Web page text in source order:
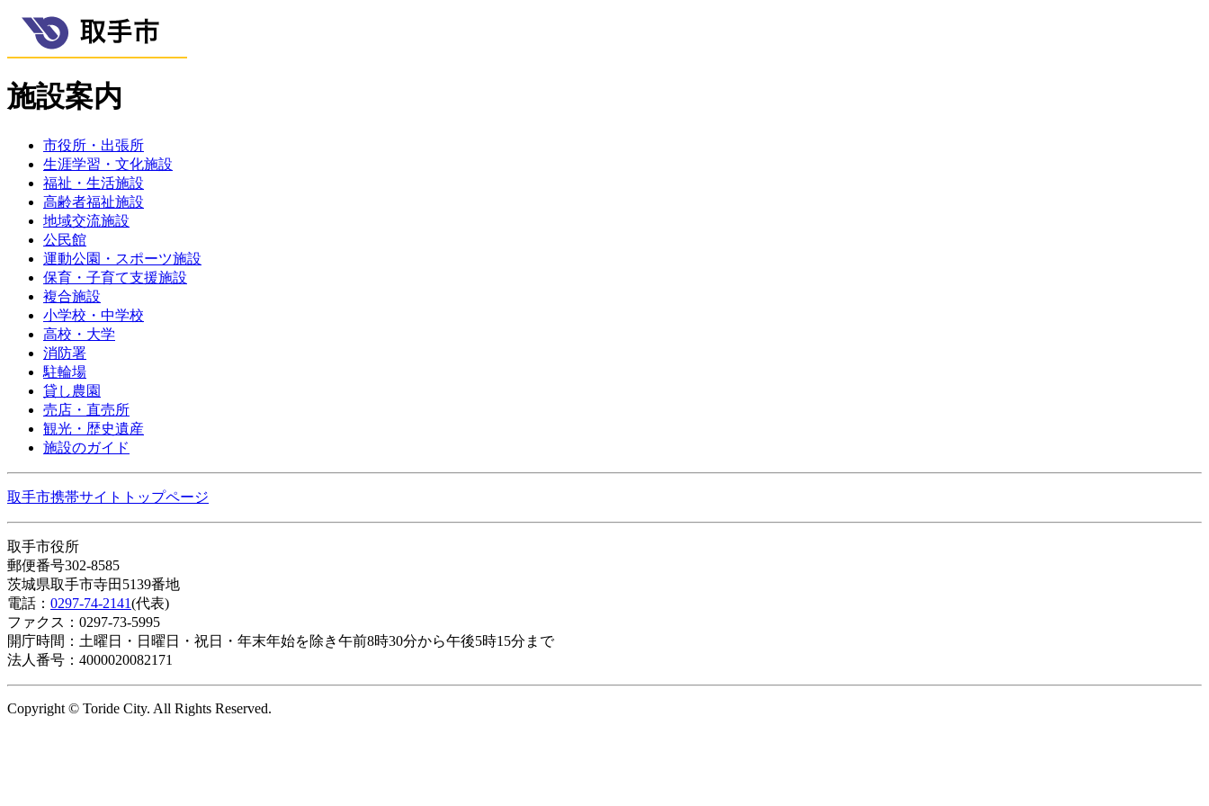
施設案内
市役所・出張所
生涯学習・文化施設
福祉・生活施設
高齢者福祉施設
地域交流施設
公民館
運動公園・スポーツ施設
保育・子育て支援施設
複合施設
小学校・中学校
高校・大学
消防署
駐輪場
貸し農園
売店・直売所
観光・歴史遺産
施設のガイド
取手市携帯サイトトップページ
取手市役所
郵便番号302-8585
茨城県取手市寺田5139番地
電話： 0297-74-2141(代表)
ファクス：0297-73-5995
開庁時間：土曜日・日曜日・祝日・年末年始を除き午前8時30分から午後5時15分まで
法人番号：4000020082171
Copyright © Toride City. All Rights Reserved.